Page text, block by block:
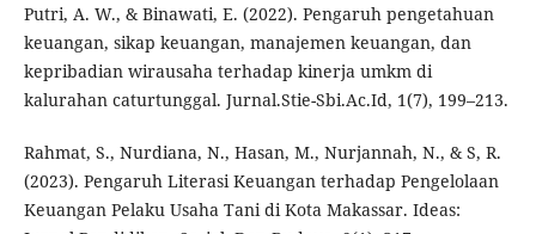
Putri, A. W., & Binawati, E. (2022). Pengaruh pengetahuan
keuangan, sikap keuangan, manajemen keuangan, dan
kepribadian wirausaha terhadap kinerja umkm di
kalurahan caturtunggal. Jurnal.Stie-Sbi.Ac.Id, 1(7), 199–213.
Rahmat, S., Nurdiana, N., Hasan, M., Nurjannah, N., & S, R.
(2023). Pengaruh Literasi Keuangan terhadap Pengelolaan
Keuangan Pelaku Usaha Tani di Kota Makassar. Ideas: